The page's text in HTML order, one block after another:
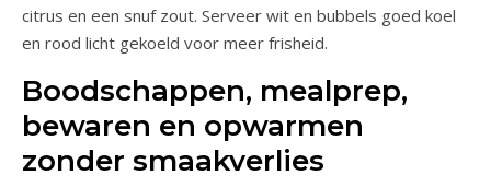
citrus en een snuf zout. Serveer wit en bubbels goed koel
en rood licht gekoeld voor meer frisheid.
Boodschappen, mealprep,
bewaren en opwarmen
zonder smaakverlies